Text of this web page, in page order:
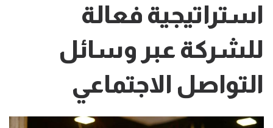
استراتيجية فعالة
للشركة عبر وسائل
التواصل الاجتماعي